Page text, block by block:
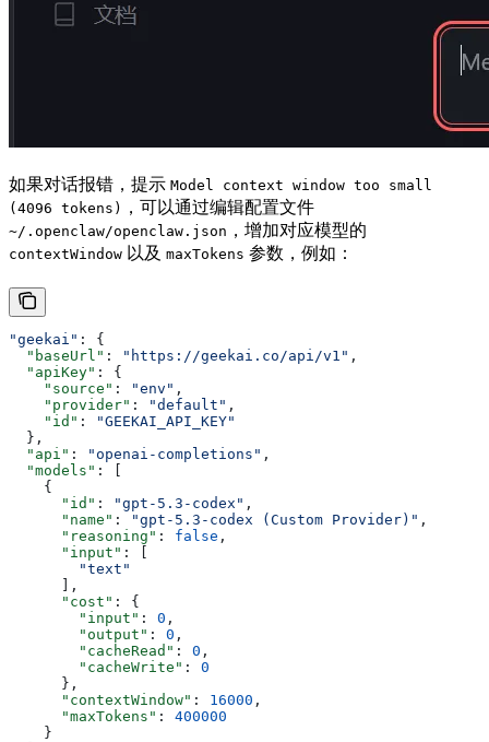
如果对话报错，提示 Model context window too small
(4096 tokens)
，可以通过编辑配置文件
~/.openclaw/openclaw.json ，增加对应模型的
contextWindow 以及 maxTokens 参数，例如：
"geekai" : {
  "baseUrl"
: "https://geekai.co/api/v1" ,
  "apiKey"
: {
    "source"
: "env" ,
    "provider"
: "default" ,
    "id"
:
"GEEKAI_API_KEY"
  },
  "api"
: "openai-completions" ,
  "models"
: [
    {
      "id"
: "gpt-5.3-codex" ,
      "name"
: "gpt-5.3-codex (Custom Provider)" ,
      "reasoning"
: false ,
      "input"
: [
        "text"
      ],
      "cost"
: {
        "input"
: 0 ,
        "output"
: 0 ,
        "cacheRead"
: 0 ,
        "cacheWrite"
: 0
      },
      "contextWindow"
: 16000 ,
      "maxTokens"
: 400000
    }